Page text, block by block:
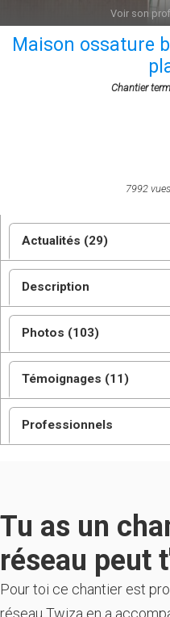
Voir son
Maison ossature
Chantier
7992 vues
Actualités (29)
Description
Photos (103)
Témoignages (11)
Professionnels
Tu as un
réseau peut
Pour toi ce chantier est
réseau Twiza en a